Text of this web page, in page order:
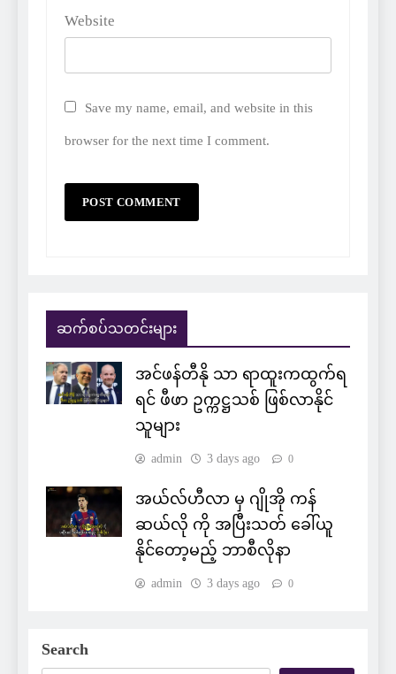
Website
Save my name, email, and website in this
browser for the next time I comment.
ဆက်စပ်သတင်းများ
အင်ဖန်တီနို သာ ရာထူးကထွက်ရ
ရင် ဖီဖာ ဥက္ကဋ္ဌသစ် ဖြစ်လာနိုင်
သူများ
admin 3 days ago 0
အယ်လ်ဟီလာ မှ ဂျိုအို ကန်
ဆယ်လို ကို အပြီးသတ် ခေါ်ယူ
နိုင်တော့မည့် ဘာစီလိုနာ
admin 3 days ago 0
Search